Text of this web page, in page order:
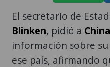
El secretario de
Blinken, pidió a China
información sobre su
ese país, afirmando